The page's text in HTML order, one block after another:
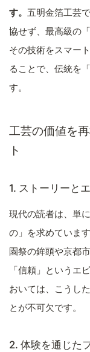
す。 五明金箔工芸
協せず、最高級の
その技術をスマー
ることで、伝統を
す。
工芸の価値を
ト
1. ストーリーと
現代の読者は、単
の」を求めていま
園祭の鉾頭や京都
「信頼」というエ
おいては、こうし
とが不可欠です。
2. 体験を通じた